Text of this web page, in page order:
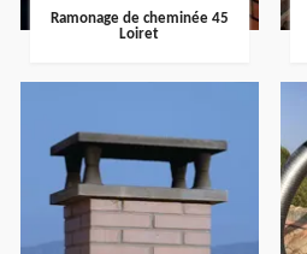
Ramonage de cheminée 45
Loiret